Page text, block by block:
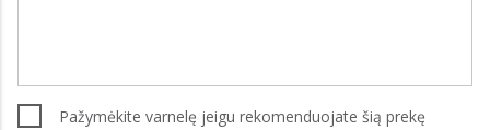
Pažymėkite varnelę jeigu rekomenduojate šią prekę